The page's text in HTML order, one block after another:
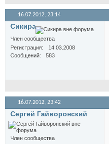
16.07.2012, 23:14
Сикира
Член сообщества
Регистрация
14.03.2008
Сообщений
583
16.07.2012, 23:42
Сергей Гайворонский
Член сообщества